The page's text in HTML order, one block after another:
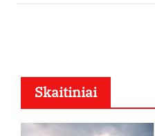
Skaitiniai